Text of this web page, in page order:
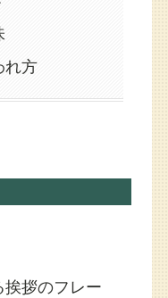
れ方
拶のフレー